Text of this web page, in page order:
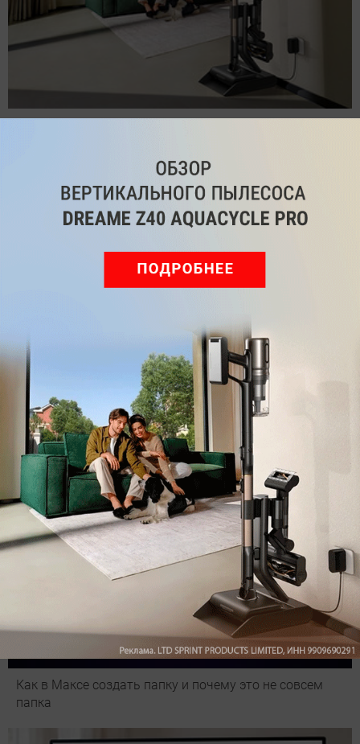
Подпишись на наш канал в мессенджере МАХ
Как в Максе создать папку и почему это не совсем
папка